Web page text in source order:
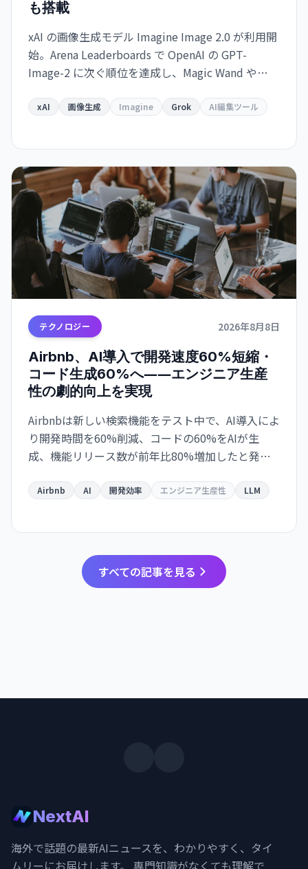
も搭載
xAI の画像生成モデル Imagine Image 2.0 が利用開
始。Arena Leaderboards で OpenAI の GPT-
Image-2 に次ぐ順位を達成し、Magic Wand や
ている。Grok で即利用可能、API は近日提供予
xAI 画像生成 Imagine Grok AI編集ツール
テクノロジー 2026年8月8日
Airbnb、AI導入で開発速度60%短縮・
コード生成60%へ――エンジニア生産
性の劇的向上を実現
Airbnbは新しい検索機能をテスト中で、AI導入によ
り開発時間を60%削減、コードの60%をAIが生
成、機能リリース数が前年比80%増加したと発表
Airbnb AI 開発効率 エンジニア生産性 LLM
すべての記事を見る
NextAI
海外で話題の最新AIニュースを、わかりやすく、タイ
ムリーにお届けします。 専門知識がなくても理解で